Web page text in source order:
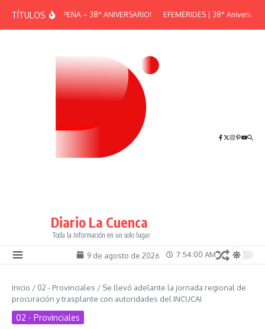
TÍTULOS¡GRAN PEÑA – 38° ANIVERSARIO! EFEMÉRIDES | 38°
Diario La Cuenca
Toda la Información en un solo lugar
9 de agosto de 2026 7:54:00 AM
Inicio / 02 - Provinciales / Se llevó adelante la jornada regional de
procuración y trasplante con autoridades del INCUCAI
02 - Provinciales